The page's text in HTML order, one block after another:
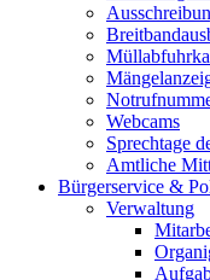
Webcams
Sprechtage
Amtliche
Bürgerservice &
Verwaltung